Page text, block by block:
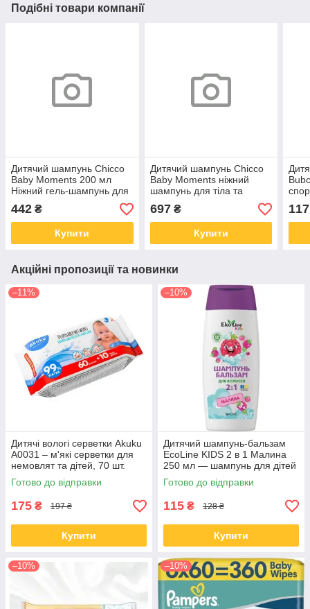
Подібні товари компанії
Дитячий шампунь Chicco
Baby Moments 200 мл
Ніжний гель-шампунь для
тіла та волосся (10593.00)
442 ₴
Купити
Дитячий шампунь Chicco
Baby Moments ніжний
шампунь для тіла та
(10594.00)
697₴
Купити
117
Акційні пропозиції та новинки
–11%
Дитячі вологі серветки Akuku
A0031 – м'які серветки для
немовлят та дітей, 70 шт.
Готово до відправки
175 ₴ 197 ₴
Купити
–10%
Дитячий шампунь-бальзам
EcoLine KIDS 2 в 1 Малина
250 мл — шампунь для дітей
від 3 років (4823115503541)
Готово до відправки
115 ₴ 128 ₴
Купити
–10% –10%